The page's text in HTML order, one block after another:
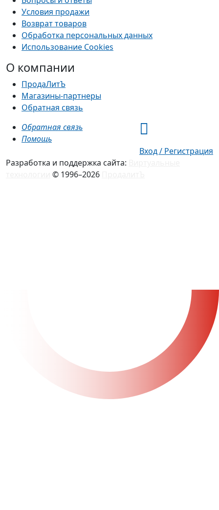
Условия продажи
Возврат товаров
Обработка персональных данных
Использование Cookies
О компании
ПродаЛитЪ
Магазины-партнеры
Обратная связь
Обратная связь
Помощь
Вход / Регистрация
Разработка и поддержка сайта:
© 1996–2026